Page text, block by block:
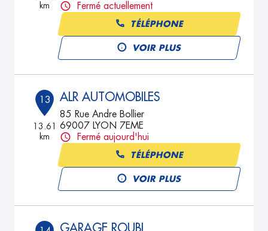
km
Fermé actuellement
TÉLÉPHONE
VOIR PLUS
13
13.61
km
ALR AUTOMOBILES
85 Rue Andre Bollier
69007 LYON 7EME
Fermé aujourd'hui
TÉLÉPHONE
VOIR PLUS
GARAGE ROUBI